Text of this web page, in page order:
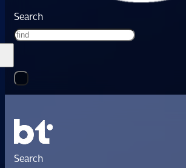
Search
Search